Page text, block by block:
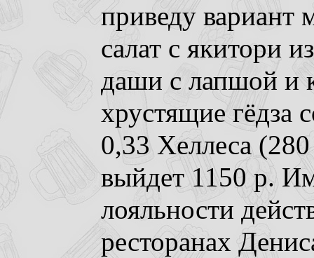
приведу вариант
салат с якитори
даши с лапшой и
хрустящие гёдза
0,33 Хеллеса
выйдет 1150 р.
лояльности
ресторанах